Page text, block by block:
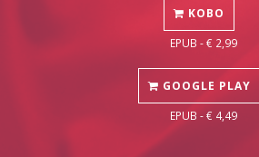
KOBO
EPUB - € 2,99
GOOGLE PLAY
EPUB - € 4,49